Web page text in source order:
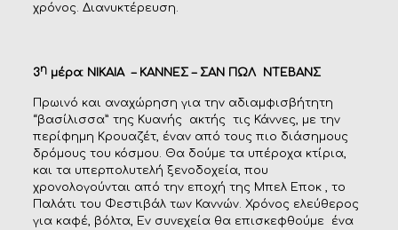
χρόνος. Διανυκτέρευση.
3ημέρα: ΝΙΚΑΙΑ – ΚΑΝΝΕΣ – ΣΑΝ ΠΩΛ ΝΤΕΒΑΝΣ
Πρωινό και αναχώρηση για την αδιαμφισβήτητη
“βασίλισσα” της Κυανής ακτής τις Κάννες, με την
περίφημη Κρουαζέτ, έναν από τους πιο διάσημους
δρόμους του κόσμου. Θα δούμε τα υπέροχα κτίρια,
και τα υπερπολυτελή ξενοδοχεία, που
χρονολογούνται από την εποχή της Μπελ Εποκ , το
Παλάτι του Φεστιβάλ των Καννών. Χρόνος ελεύθερος
για καφέ, βόλτα, Εν συνεχεία θα επισκεφθούμε ένα